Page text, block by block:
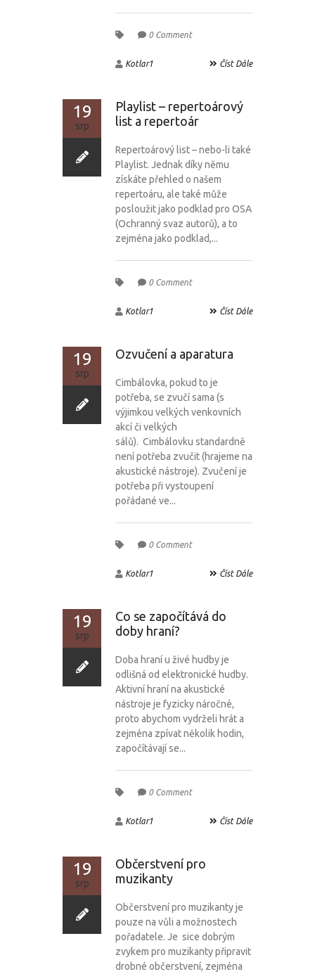
0 Comment
Kotlar1 Číst Dále
19
srp
Playlist – repertoárový
list a repertoár
Repertoárový list – nebo-li také
Playlist. Jednak díky němu
získáte přehled o našem
repertoáru, ale také může
posloužit jako podklad pro OSA
(Ochranný svaz autorů), a to
zejména jako podklad,...
0 Comment
Kotlar1 Číst Dále
19
srp
Ozvučení a aparatura
Cimbálovka, pokud to je
potřeba, se zvučí sama (s
výjimkou velkých venkovních
akcí či velkých
sálů). Cimbálovku standardně
není potřeba zvučit (hrajeme na
akustické nástroje). Zvučení je
potřeba při vystoupení
pořádané ve...
0 Comment
Kotlar1 Číst Dále
19
srp
Co se započítává do
doby hraní?
Doba hraní u živé hudby je
odlišná od elektronické hudby.
Aktivní hraní na akustické
nástroje je fyzicky náročné,
proto abychom vydrželi hrát a
zejména zpívat několik hodin,
započítávají se...
0 Comment
Kotlar1 Číst Dále
19
srp
Občerstvení pro
muzikanty
Občerstvení pro muzikanty je
pouze na vůli a možnostech
pořadatele. Je sice dobrým
zvykem pro muzikanty připravit
drobné občerstvení, zejména